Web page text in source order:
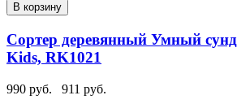
В корзину
Сортер деревянный Умный
Kids, RK1021
990 руб.
911 руб.